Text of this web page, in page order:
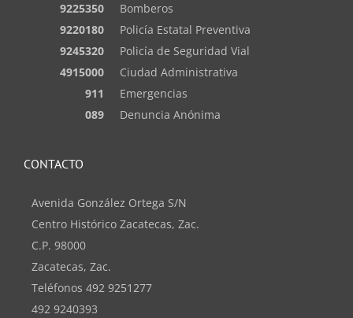
9225350
Bomberos
9220180
Policía Estatal Preventiva
9245320
Policía de Seguridad Vial
4915000
Ciudad Administrativa
911
Emergencias
089
Denuncia Anónima
CONTACTO
Avenida González Ortega S/N
Centro Histórico Zacatecas, Zac.
C.P. 98000
Zacatecas, Zac.
Teléfonos 492 9251277
492 9240393